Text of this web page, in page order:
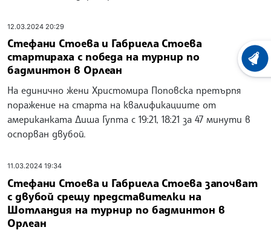
12.03.2024 20:29
Стефани Стоева и Габриела Стоева
стартираха с победа на турнир по
бадминтон в Орлеан
На единично жени Христомира Поповска претърпя
поражение на старта на квалификациите от
американката Диша Гупта с 19:21, 18:21 за 47 минути в
оспорван двубой.
11.03.2024 19:34
Стефани Стоева и Габриела Стоева започват
с двубой срещу представителки на
Шотландия на турнир по бадминтон в
Орлеан